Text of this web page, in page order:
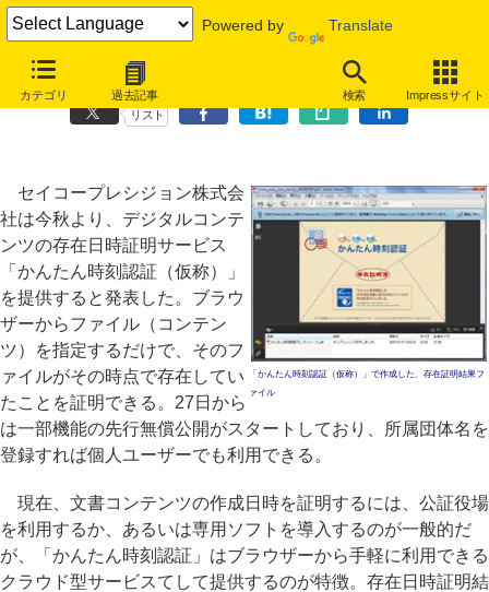
Powered by Translate
カテゴリ 過去記事 検索 Impressサイト
ファイルの存在日時をクラウドで証明、セイコー「かんたん時刻認証」
リスト
「かんたん時刻認証（仮称）」で作成した、存在証明結果フ
ァイル
セイコープレシジョン株式会
社は今秋より、デジタルコンテ
ンツの存在日時証明サービス
「かんたん時刻認証（仮称）」
を提供すると発表した。ブラウ
ザーからファイル（コンテン
ツ）を指定するだけで、そのフ
ァイルがその時点で存在してい
たことを証明できる。27日から
は一部機能の先行無償公開がスタートしており、所属団体名を
登録すれば個人ユーザーでも利用できる。
現在、文書コンテンツの作成日時を証明するには、公証役場
を利用するか、あるいは専用ソフトを導入するのが一般的だ
が、「かんたん時刻認証」はブラウザーから手軽に利用できる
クラウド型サービスてして提供するのが特徴。存在日時証明結